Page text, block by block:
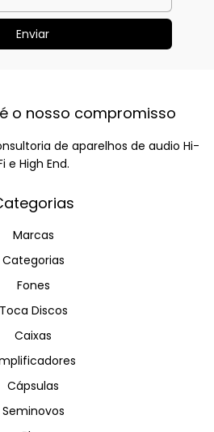
o nosso compromisso
de aparelhos de audio Hi-
e High End.
Marcas
Categorias
Fones
Toca Discos
Caixas
Cápsulas
Seminovos